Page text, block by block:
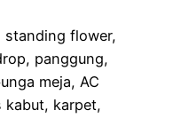
standing flower,
panggung,
meja, AC
kabut, karpet,